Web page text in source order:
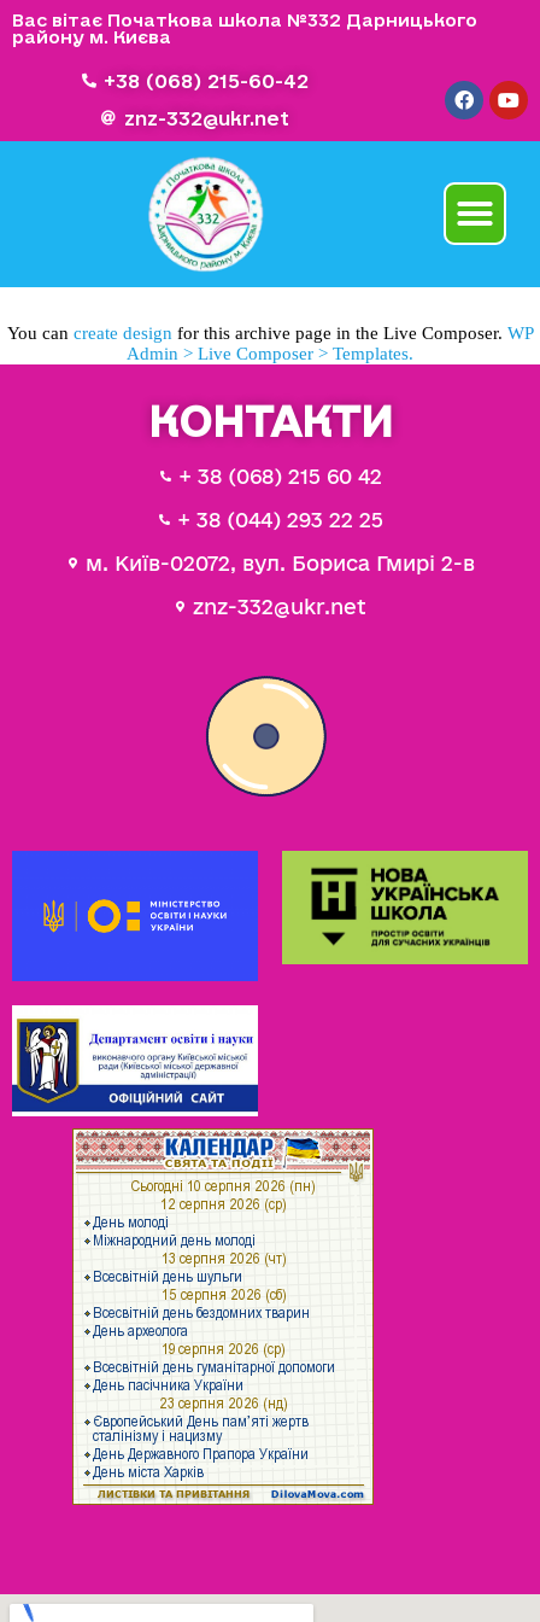
Вас вітає Початкова школа №332 Дарницького
району м. Києва
+38 (068) 215-60-42
znz-332@ukr.net
You can create design for this archive page in the Live Composer. WP
Admin > Live Composer > Templates.
КОНТАКТИ
+ 38 (068) 215 60 42
+ 38 (044) 293 22 25
м. Київ-02072, вул. Бориса Гмирі 2-в
znz-332@ukr.net